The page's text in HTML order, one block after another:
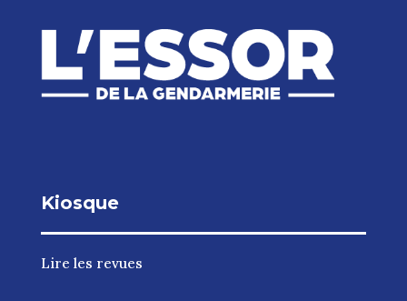
Kiosque
Lire les revues